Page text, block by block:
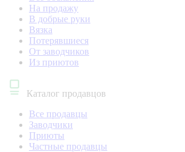
На продажу
В добрые руки
Вязка
Потерявшиеся
От заводчиков
Из приютов
Каталог продавцов
Все продавцы
Заводчики
Приюты
Частные продавцы